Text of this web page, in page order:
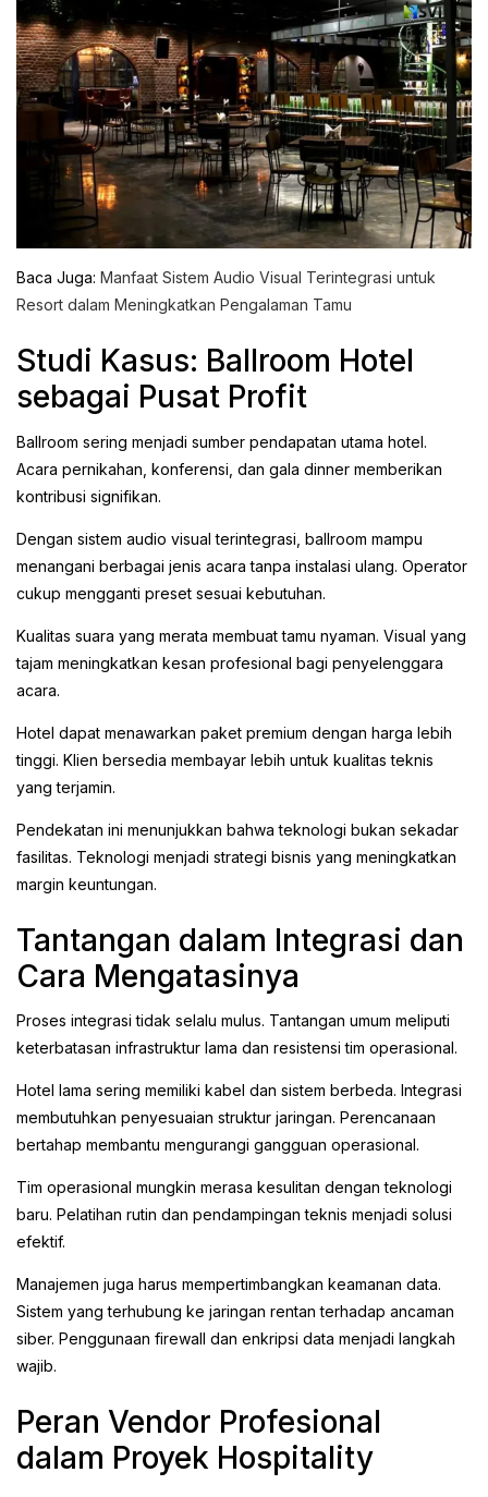
Baca Juga: Manfaat Sistem Audio Visual Terintegrasi untuk
Resort dalam Meningkatkan Pengalaman Tamu
Studi Kasus: Ballroom Hotel
sebagai Pusat Profit
Ballroom sering menjadi sumber pendapatan utama hotel.
Acara pernikahan, konferensi, dan gala dinner memberikan
kontribusi signifikan.
Dengan sistem audio visual terintegrasi, ballroom mampu
menangani berbagai jenis acara tanpa instalasi ulang. Operator
cukup mengganti preset sesuai kebutuhan.
Kualitas suara yang merata membuat tamu nyaman. Visual yang
tajam meningkatkan kesan profesional bagi penyelenggara
acara.
Hotel dapat menawarkan paket premium dengan harga lebih
tinggi. Klien bersedia membayar lebih untuk kualitas teknis
yang terjamin.
Pendekatan ini menunjukkan bahwa teknologi bukan sekadar
fasilitas. Teknologi menjadi strategi bisnis yang meningkatkan
margin keuntungan.
Tantangan dalam Integrasi dan
Cara Mengatasinya
Proses integrasi tidak selalu mulus. Tantangan umum meliputi
keterbatasan infrastruktur lama dan resistensi tim operasional.
Hotel lama sering memiliki kabel dan sistem berbeda. Integrasi
membutuhkan penyesuaian struktur jaringan. Perencanaan
bertahap membantu mengurangi gangguan operasional.
Tim operasional mungkin merasa kesulitan dengan teknologi
baru. Pelatihan rutin dan pendampingan teknis menjadi solusi
efektif.
Manajemen juga harus mempertimbangkan keamanan data.
Sistem yang terhubung ke jaringan rentan terhadap ancaman
siber. Penggunaan firewall dan enkripsi data menjadi langkah
wajib.
Peran Vendor Profesional
dalam Proyek Hospitality